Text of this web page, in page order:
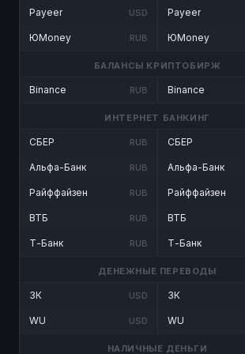
Payeer USD
ЮMoney RUB
Payeer
ЮMoney
БАЛАНСЫ КРИПТОБИРЖ
Binance RUB Binance
ИНТЕРНЕТ БАНКИНГ
СБЕР RUB
Альфа-Банк RUB
Райффайзен RUB
ВТБ RUB
Т-Банк RUB
СБЕР
Альфа-Банк
Райффайзен
ВТБ
Т-Банк
ДЕНЕЖНЫЕ ПЕРЕВОДЫ
ЗК USD
WU USD
ЗК
WU
НАЛИЧНЫЕ ДЕНЬГИ